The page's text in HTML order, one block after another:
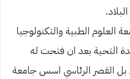
الطبية والتكنولوجيا
التحية بعد ان فتحت له
بل القصر الرئاسي اسس جامعة